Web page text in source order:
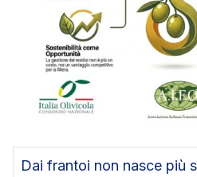
Dai frantoi non nasce più